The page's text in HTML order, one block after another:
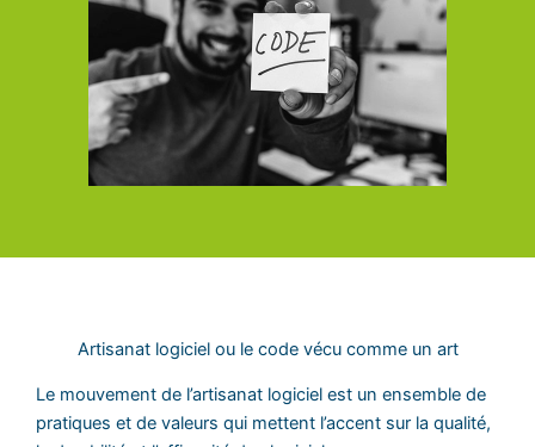
Artisanat logiciel ou le code vécu comme un art
Le mouvement de l’artisanat logiciel est un ensemble de
pratiques et de valeurs qui mettent l’accent sur la qualité,